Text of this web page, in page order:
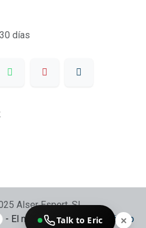
días
Alser Esport, SL
- El mejorComercio electrónico
Talk to Eric ✕